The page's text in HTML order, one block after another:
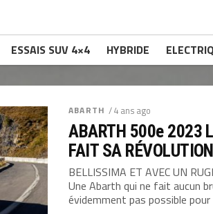
ESSAIS SUV 4×4 HYBRIDE
ABARTH / 4 ans ago
ABARTH 500e 2023
FAIT SA
BELLISSIMA ET AVEC UN
Une Abarth qui ne fait aucun
évidemment pas possible pour